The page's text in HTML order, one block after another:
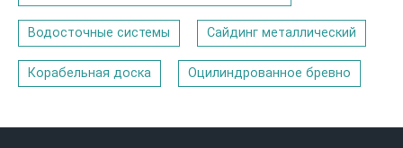
Водосточные системы Сайдинг металлический
Корабельная доска Оцилиндрованное бревно